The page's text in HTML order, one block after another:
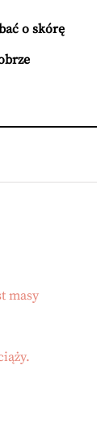
o skórę
masy